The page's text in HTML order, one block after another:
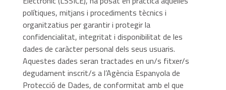
polítiques, mitjans i procediments tècnics i
organitzatius per garantir i protegir la
confidencialitat, integritat i disponibilitat de les
dades de caràcter personal dels seus usuaris.
Aquestes dades seran tractades en un/s fitxer/s
degudament inscrit/s a l’Agència Espanyola de
Protecció de Dades, de conformitat amb el que